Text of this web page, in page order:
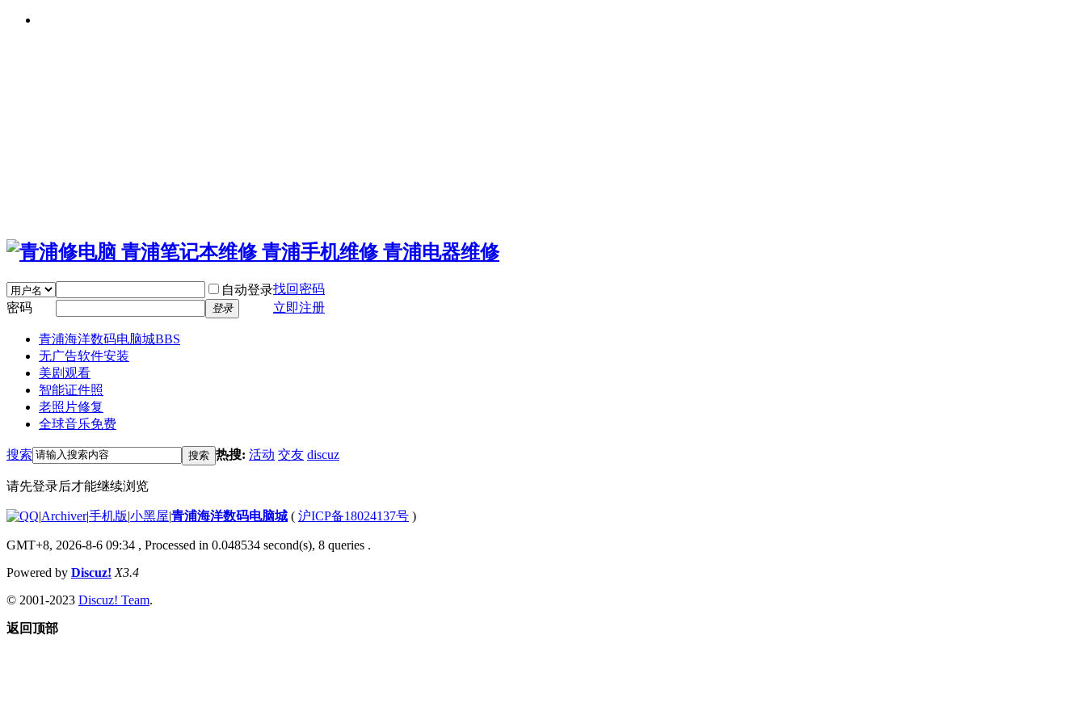
自动登录找回密码
密码
登录 立即注册
青浦海洋数码电脑城BBS
无广告软件安装
美剧观看
智能证件照
老照片修复
全球音乐免费
搜索 搜索 热搜: 活动 交友 discuz
请先登录后才能继续浏览
|Archiver|手机版|小黑屋|青浦海洋数码电脑城 ( 沪ICP备18024137号 )
GMT+8, 2026-8-6 09:34 , Processed in 0.048534 second(s), 8 queries .
Powered by Discuz! X3.4
© 2001-2023 Discuz! Team.
返回顶部